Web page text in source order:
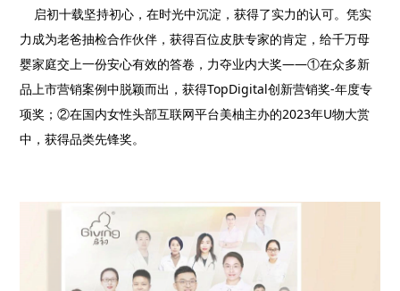
启初十载坚持初心，在时光中沉淀，获得了实力的认可。凭实
力成为老爸抽检合作伙伴，获得百位皮肤专家的肯定，给千万母
婴家庭交上一份安心有效的答卷，力夺业内大奖——①在众多新
品上市营销案例中脱颖而出，获得TopDigital创新营销奖-年度专
项奖；②在国内女性头部互联网平台美柚主办的2023年U物大赏
中，获得品类先锋奖。